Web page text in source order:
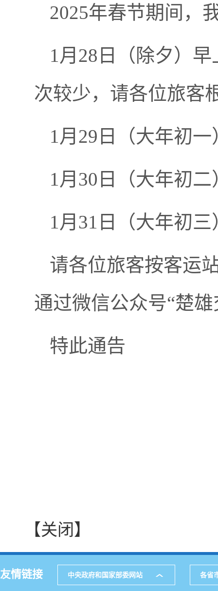
2025年春节期间，
1月28日（除夕）
次较少，请各位旅客
1月29日（大年初
1月30日（大年初
1月31日（大年初
请各位旅客按客运
通过微信公众号“楚
特此通告
【关闭】
友情链接 中央政府和国家部委网站 各省